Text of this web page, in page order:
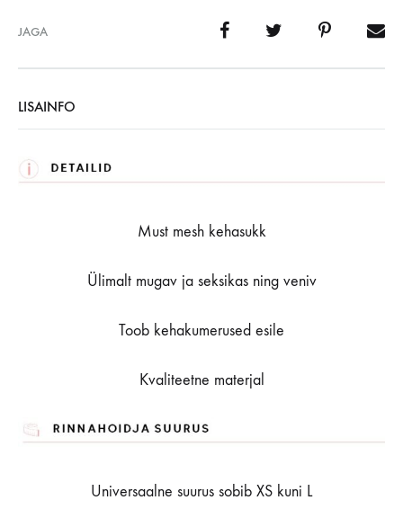
JAGA
LISAINFO
Must mesh kehasukk
Ülimalt mugav ja seksikas ning veniv
Toob kehakumerused esile
Kvaliteetne materjal
Universaalne suurus sobib XS kuni L